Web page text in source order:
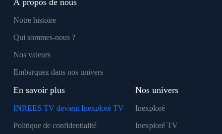
À propos de nous
Notre histoire
Qui sommes-nous ?
Nos valeurs
Embarquez dans nos univers
En savoir plus
INREES TV devient Inexploré TV
Politique de confidentialité
Nos univers
Inexploré
Inexploré TV